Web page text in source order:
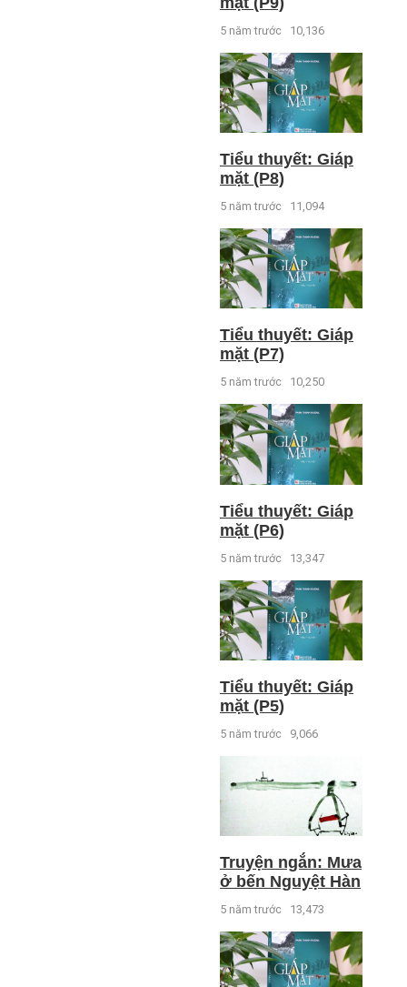
5 năm trước 10,136
Tiểu thuyết: Giáp
mặt (P8)
5 năm trước 11,094
Tiểu thuyết: Giáp
mặt (P7)
5 năm trước 10,250
Tiểu thuyết: Giáp
mặt (P6)
5 năm trước 13,347
Tiểu thuyết: Giáp
mặt (P5)
5 năm trước 9,066
Truyện ngắn: Mưa
ở bến Nguyệt Hàn
5 năm trước 13,473